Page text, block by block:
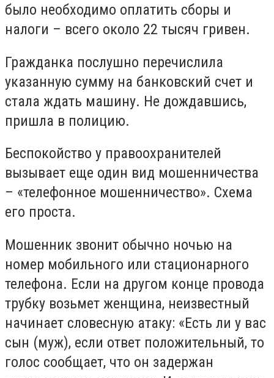
было необходимо оплатить сборы и
налоги – всего около 22 тысяч гривен.
Гражданка послушно перечислила
указанную сумму на банковский счет и
стала ждать машину. Не дождавшись,
пришла в полицию.
Беспокойство у правоохранителей
вызывает еще один вид мошенничества
– «телефонное мошенничество». Схема
его проста.
Мошенник звонит обычно ночью на
номер мобильного или стационарного
телефона. Если на другом конце провода
трубку возьмет женщина, неизвестный
начинает словесную атаку: «Есть ли у вас
сын (муж), если ответ положительный, то
голос сообщает, что он задержан